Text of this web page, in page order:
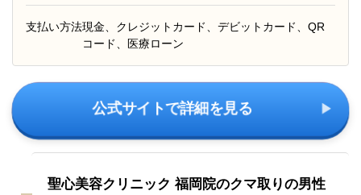
支払い方法現金、クレジットカード、デビットカード、QR
コード、医療ローン
公式サイトで詳細を見る
聖心美容クリニック 福岡院のクマ取りの男性